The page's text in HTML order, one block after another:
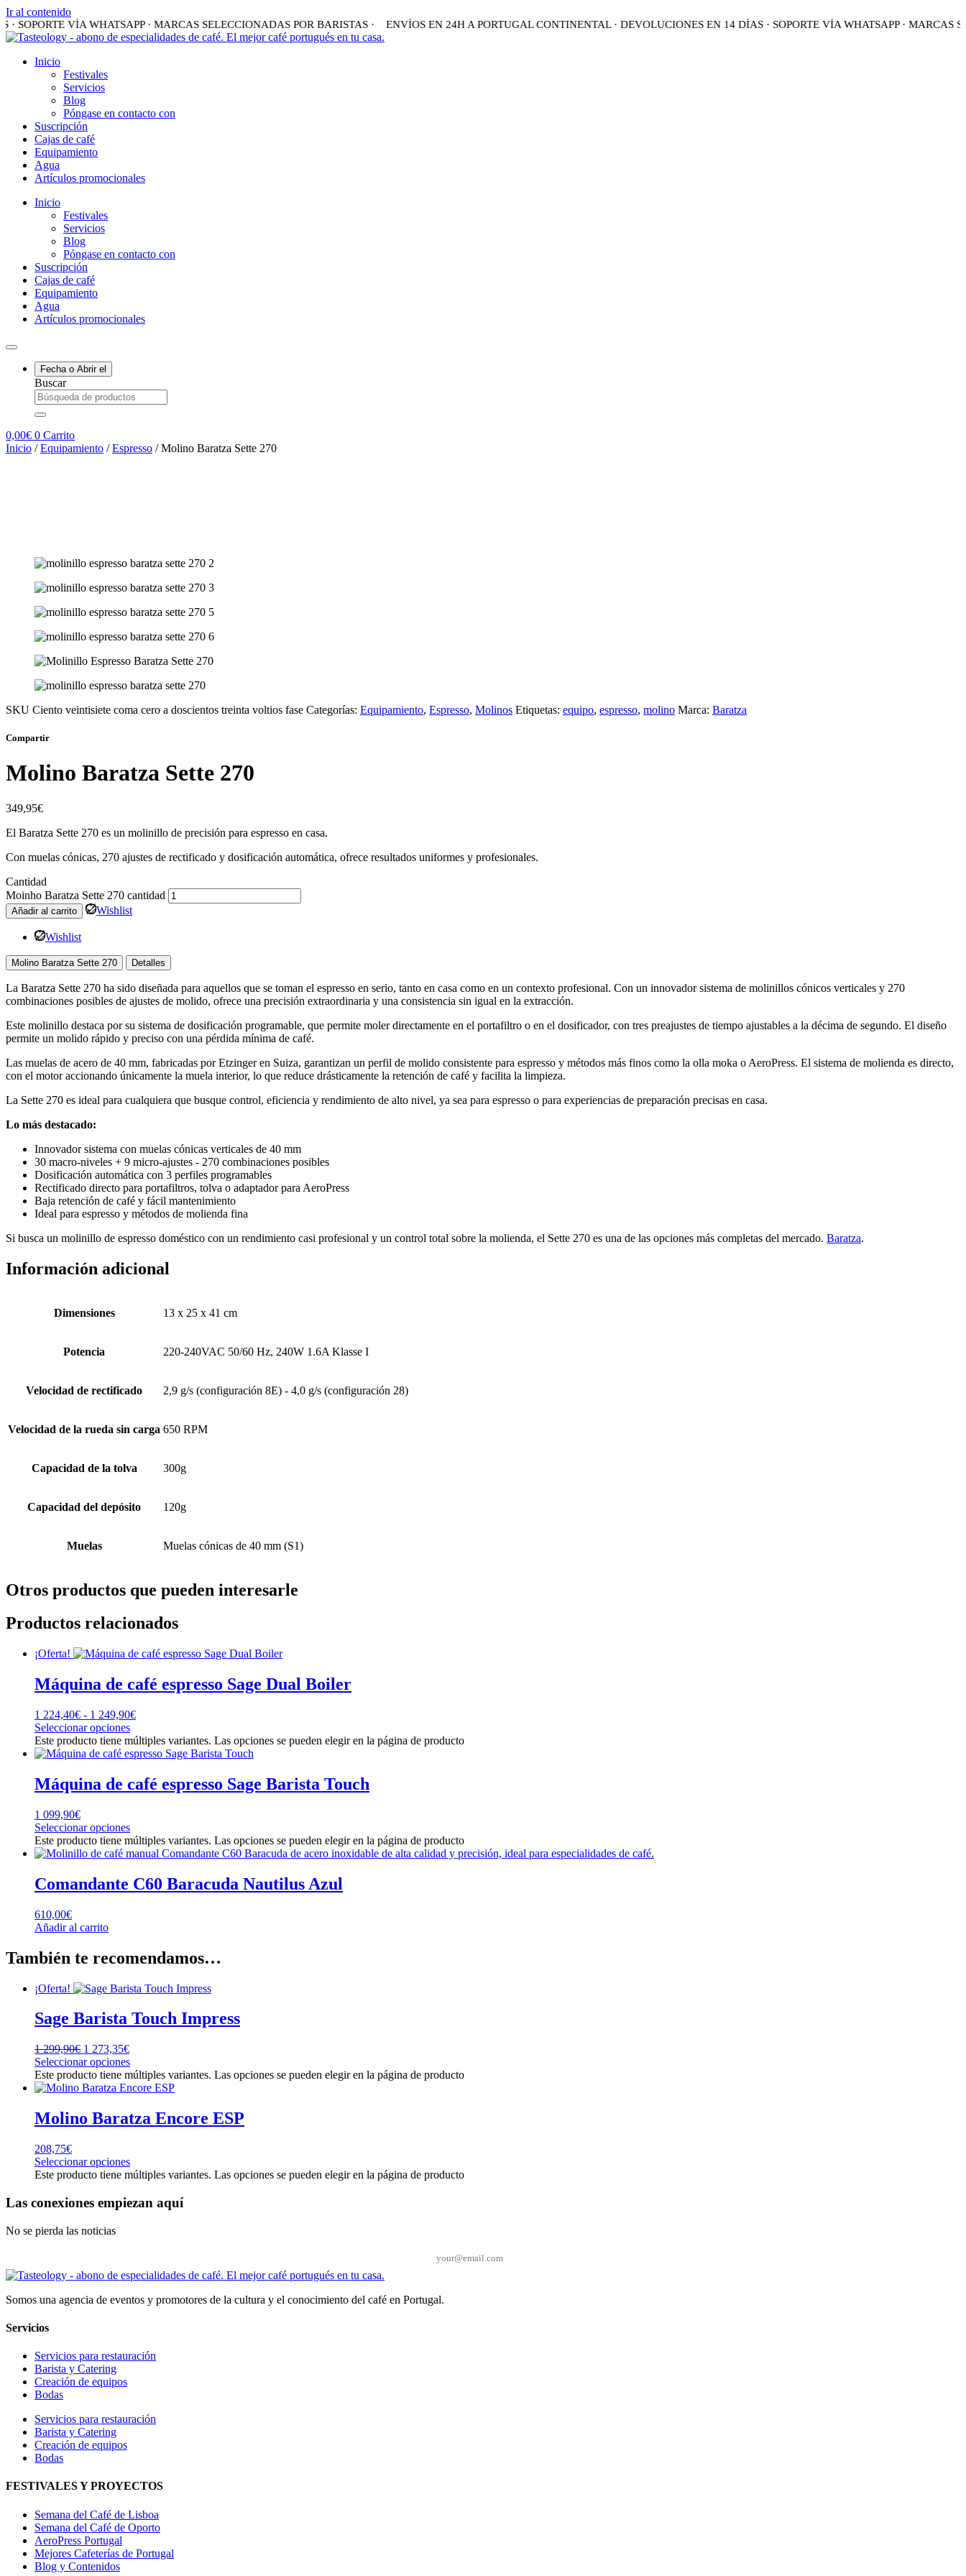
Ir al contenido
VÍA WHATSAPP · MARCAS SELECCIONADAS POR BARISTAS · ENVÍOS EN 24H A PORTUGAL CONTINENTAL · DEVOLUCIONES EN 14 DÍAS · SOPORTE VÍA WHATSAPP · MARCAS
Inicio
Festivales
Servicios
Blog
Póngase en contacto con
Suscripción
Cajas de café
Equipamiento
Agua
Artículos promocionales
Inicio
Festivales
Servicios
Blog
Póngase en contacto con
Suscripción
Cajas de café
Equipamiento
Agua
Artículos promocionales
Fecha o Abrir el
Buscar
0,00€ 0 Carrito
Inicio /Equipamiento /Espresso / Molino Baratza Sette 270
SKU Ciento veintisiete coma cero a doscientos treinta voltios fase Categorías: Equipamiento, Espresso, Molinos Etiquetas: equipo, espresso, molino Marca: Baratza
Compartir
Molino Baratza Sette 270
349,95€
El Baratza Sette 270 es un molinillo de precisión para espresso en casa.
Con muelas cónicas, 270 ajustes de rectificado y dosificación automática, ofrece resultados uniformes y profesionales.
Cantidad
Moinho Baratza Sette 270 cantidad
Añadir al carrito Wishlist
Wishlist
Molino Baratza Sette 270 Detalles
La Baratza Sette 270 ha sido diseñada para aquellos que se toman el espresso en serio, tanto en casa como en un contexto profesional. Con un innovador sistema de molinillos cónicos verticales y 270
combinaciones posibles de ajustes de molido, ofrece una precisión extraordinaria y una consistencia sin igual en la extracción.
Este molinillo destaca por su sistema de dosificación programable, que permite moler directamente en el portafiltro o en el dosificador, con tres preajustes de tiempo ajustables a la décima de segundo. El diseño
permite un molido rápido y preciso con una pérdida mínima de café.
Las muelas de acero de 40 mm, fabricadas por Etzinger en Suiza, garantizan un perfil de molido consistente para espresso y métodos más finos como la olla moka o AeroPress. El sistema de molienda es directo,
con el motor accionando únicamente la muela interior, lo que reduce drásticamente la retención de café y facilita la limpieza.
La Sette 270 es ideal para cualquiera que busque control, eficiencia y rendimiento de alto nivel, ya sea para espresso o para experiencias de preparación precisas en casa.
Lo más destacado:
Innovador sistema con muelas cónicas verticales de 40 mm
30 macro-niveles + 9 micro-ajustes - 270 combinaciones posibles
Dosificación automática con 3 perfiles programables
Rectificado directo para portafiltros, tolva o adaptador para AeroPress
Baja retención de café y fácil mantenimiento
Ideal para espresso y métodos de molienda fina
Si busca un molinillo de espresso doméstico con un rendimiento casi profesional y un control total sobre la molienda, el Sette 270 es una de las opciones más completas del mercado. Baratza.
Información adicional
Dimensiones 13 x 25 x 41 cm
Potencia 220-240VAC 50/60 Hz, 240W 1.6A Klasse I
Velocidad de rectificado 2,9 g/s (configuración 8E) - 4,0 g/s (configuración 28)
Velocidad de la rueda sin carga 650 RPM
Capacidad de la tolva 300g
Capacidad del depósito 120g
Muelas Muelas cónicas de 40 mm (S1)
Otros productos que pueden interesarle
Productos relacionados
¡Oferta!
Máquina de café espresso Sage Dual Boiler
1 224,40€ - 1 249,90€
Seleccionar opciones
Este producto tiene múltiples variantes. Las opciones se pueden elegir en la página de producto
Máquina de café espresso Sage Barista Touch
1 099,90€
Seleccionar opciones
Este producto tiene múltiples variantes. Las opciones se pueden elegir en la página de producto
Comandante C60 Baracuda Nautilus Azul
610,00€
Añadir al carrito
También te recomendamos…
¡Oferta!
Sage Barista Touch Impress
1 299,90€ 1 273,35€
Seleccionar opciones
Este producto tiene múltiples variantes. Las opciones se pueden elegir en la página de producto
Molino Baratza Encore ESP
208,75€
Seleccionar opciones
Este producto tiene múltiples variantes. Las opciones se pueden elegir en la página de producto
Las conexiones empiezan aquí
No se pierda las noticias
Somos una agencia de eventos y promotores de la cultura y el conocimiento del café en Portugal.
Servicios
Servicios para restauración
Barista y Catering
Creación de equipos
Bodas
Servicios para restauración
Barista y Catering
Creación de equipos
Bodas
FESTIVALES Y PROYECTOS
Semana del Café de Lisboa
Semana del Café de Oporto
AeroPress Portugal
Mejores Cafeterías de Portugal
Blog y Contenidos